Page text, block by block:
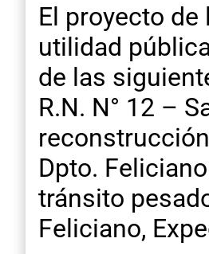
El proyecto
utilidad
de las
R.N. N° 12 –
Dpto.
tránsito
Feliciano,